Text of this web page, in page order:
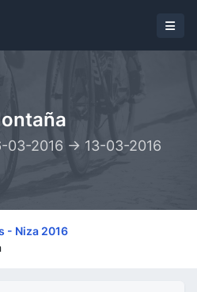
03-2016 -> 13-03-2016
- Niza 2016